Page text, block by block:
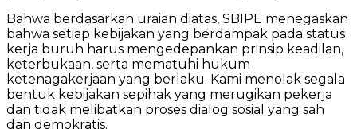
Bahwa berdasarkan uraian diatas, SBIPE menegaskan
bahwa setiap kebijakan yang berdampak pada status
kerja buruh harus mengedepankan prinsip keadilan,
keterbukaan, serta mematuhi hukum
ketenagakerjaan yang berlaku. Kami menolak segala
bentuk kebijakan sepihak yang merugikan pekerja
dan tidak melibatkan proses dialog sosial yang sah
dan demokratis.